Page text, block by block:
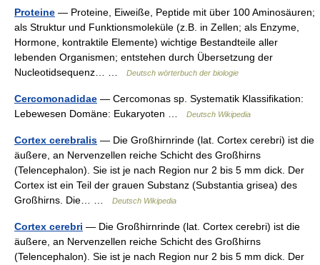
Proteine — Proteine, Eiweiße, Peptide mit über 100 Aminosäuren;
als Struktur und Funktionsmoleküle (z.B. in Zellen; als Enzyme,
Hormone, kontraktile Elemente) wichtige Bestandteile aller
lebenden Organismen; entstehen durch Übersetzung der
Nucleotidsequenz… …
Deutsch wörterbuch der biologie
Cercomonadidae — Cercomonas sp. Systematik Klassifikation:
Lebewesen Domäne: Eukaryoten …
Deutsch Wikipedia
Cortex cerebralis — Die Großhirnrinde (lat. Cortex cerebri) ist die
äußere, an Nervenzellen reiche Schicht des Großhirns
(Telencephalon). Sie ist je nach Region nur 2 bis 5 mm dick. Der
Cortex ist ein Teil der grauen Substanz (Substantia grisea) des
Großhirns. Die… …
Deutsch Wikipedia
Cortex cerebri — Die Großhirnrinde (lat. Cortex cerebri) ist die
äußere, an Nervenzellen reiche Schicht des Großhirns
(Telencephalon). Sie ist je nach Region nur 2 bis 5 mm dick. Der